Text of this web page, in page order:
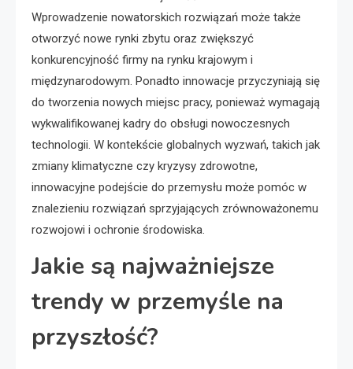
Wprowadzenie nowatorskich rozwiązań może także
otworzyć nowe rynki zbytu oraz zwiększyć
konkurencyjność firmy na rynku krajowym i
międzynarodowym. Ponadto innowacje przyczyniają się
do tworzenia nowych miejsc pracy, ponieważ wymagają
wykwalifikowanej kadry do obsługi nowoczesnych
technologii. W kontekście globalnych wyzwań, takich jak
zmiany klimatyczne czy kryzysy zdrowotne,
innowacyjne podejście do przemysłu może pomóc w
znalezieniu rozwiązań sprzyjających zrównoważonemu
rozwojowi i ochronie środowiska.
Jakie są najważniejsze
trendy w przemyśle na
przyszłość?